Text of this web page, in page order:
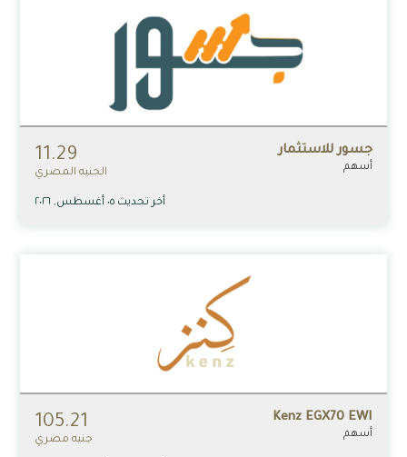
جسور للاستثمار
أسهم
11.29
الجنيه المصري
أخر تحديث ٠٥ أغسطس, ٢٠٢٦
Kenz EGX70 EWI
أسهم
105.21
جنيه مصري